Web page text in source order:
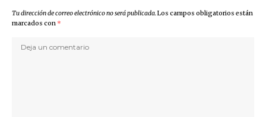
Tu dirección de correo electrónico no será publicada.Los campos obligatorios están
marcados con *